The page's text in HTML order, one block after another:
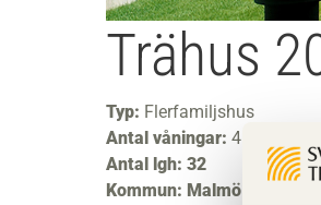
Trähus
Typ: Flerfamiljshus
Antal våningar: 4
Antal lgh: 32
Kommun: Malmö